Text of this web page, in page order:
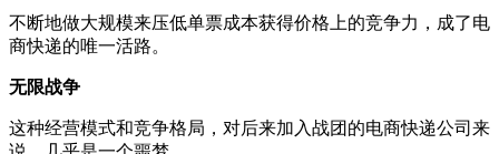
不断地做大规模来压低单票成本获得价格上的竞争力，成了电
商快递的唯一活路。
无限战争
这种经营模式和竞争格局，对后来加入战团的电商快递公司来